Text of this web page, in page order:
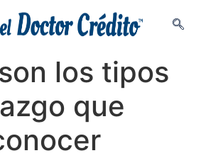
los tipos
que